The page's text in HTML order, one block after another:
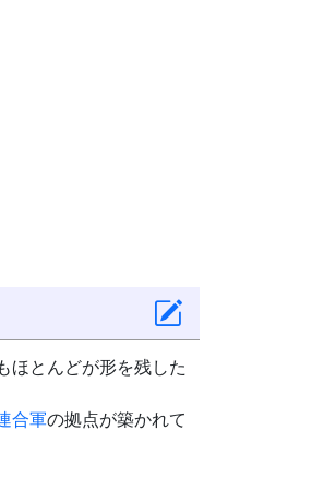
ほとんどが形を残した
合軍の拠点が築かれて